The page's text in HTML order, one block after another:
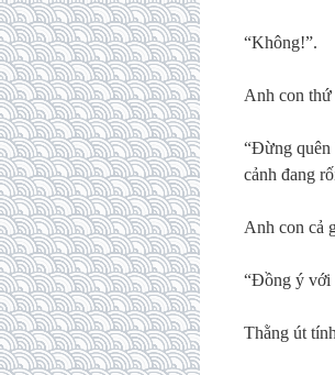
“Không!”.
Anh con thứ
“Đừng quên
cảnh đang
Anh con cả
“Đồng ý với
Thằng út